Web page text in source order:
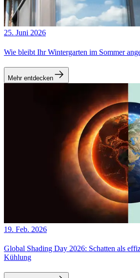
25. Juni 2026
Wie bleibt Ihr Wintergarten im Sommer
Mehr entdecken
19. Feb. 2026
Global Shading Day 2026: Schatten als
Kühlung